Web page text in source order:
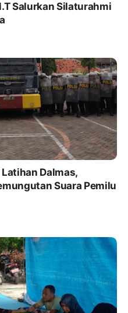
Salurkan Silaturahmi
Dalmas,
Suara Pemilu